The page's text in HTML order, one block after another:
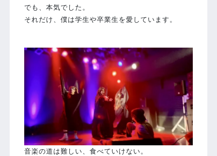
でも、本気でした。
それだけ、僕は学生や卒業生を愛しています。
音楽の道は難しい、食べていけない。